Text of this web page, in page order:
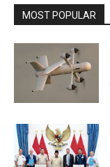
MOST POPULAR